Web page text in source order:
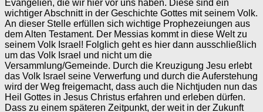
Evangelien, die wir hier vor uns haben. Diese sind ein
wichtiger Abschnitt in der Geschichte Gottes mit seinem Volk.
An dieser Stelle erfüllen sich wichtige Prophezeiungen aus
dem Alten Testament. Der Messias kommt in diese Welt zu
seinem Volk Israel! Folglich geht es hier dann ausschließlich
um das Volk Israel und nicht um die
Versammlung/Gemeinde. Durch die Kreuzigung Jesu erlebt
das Volk Israel seine Verwerfung und durch die Auferstehung
wird der Weg freigemacht, dass auch die Nichtjuden nun das
Heil Gottes in Jesus Christus erfahren und erleben dürfen.
Dass zu einem späteren Zeitpunkt, der weit in der Zukunft